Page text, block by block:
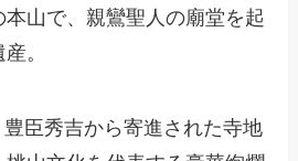
山で、親鸞聖人の廟堂を起
。
臣秀吉から寄進された寺地